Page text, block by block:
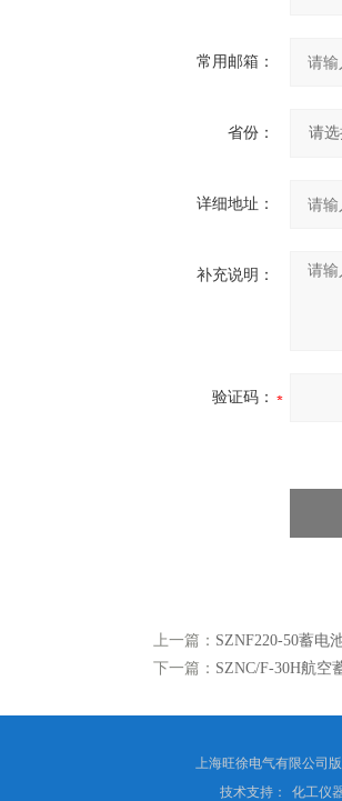
常用邮箱：
省份：
详细地址：
补充说明：
验证码：
上一篇： SZNF220-50蓄电
下一篇： SZNC/F-30H航空
上海旺徐电气有限公司
技术支持：
化工仪